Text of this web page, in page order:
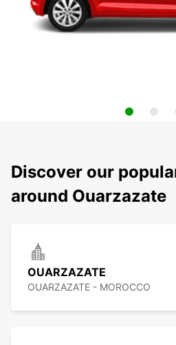
Discover our
around Ouarzazate
OUARZAZATE
OUARZAZATE - MOROCCO